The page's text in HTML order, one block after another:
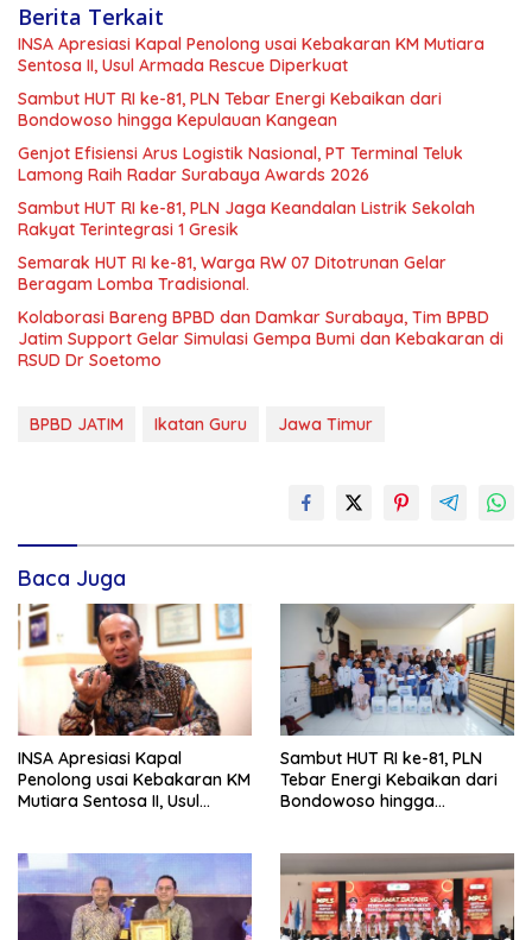
Berita Terkait
INSA Apresiasi Kapal Penolong usai Kebakaran KM Mutiara
Sentosa II, Usul Armada Rescue Diperkuat
Sambut HUT RI ke-81, PLN Tebar Energi Kebaikan dari
Bondowoso hingga Kepulauan Kangean
Genjot Efisiensi Arus Logistik Nasional, PT Terminal Teluk
Lamong Raih Radar Surabaya Awards 2026
Sambut HUT RI ke-81, PLN Jaga Keandalan Listrik Sekolah
Rakyat Terintegrasi 1 Gresik
Semarak HUT RI ke-81, Warga RW 07 Ditotrunan Gelar
Beragam Lomba Tradisional.
Kolaborasi Bareng BPBD dan Damkar Surabaya, Tim BPBD
Jatim Support Gelar Simulasi Gempa Bumi dan Kebakaran di
RSUD Dr Soetomo
BPBD JATIM Ikatan Guru Jawa Timur
Baca Juga
INSA Apresiasi Kapal
Penolong usai Kebakaran KM
Mutiara Sentosa II, Usul
Sambut HUT RI ke-81, PLN
Tebar Energi Kebaikan dari
Bondowoso hingga